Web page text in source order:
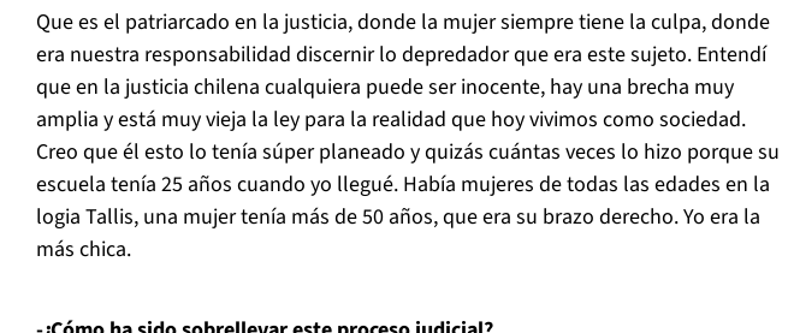
Que es el patriarcado en la justicia, donde la mujer siempre tiene la culpa, donde
era nuestra responsabilidad discernir lo depredador que era este sujeto. Entendí
que en la justicia chilena cualquiera puede ser inocente, hay una brecha muy
amplia y está muy vieja la ley para la realidad que hoy vivimos como sociedad.
Creo que él esto lo tenía súper planeado y quizás cuántas veces lo hizo porque su
escuela tenía 25 años cuando yo llegué. Había mujeres de todas las edades en la
logia Tallis, una mujer tenía más de 50 años, que era su brazo derecho. Yo era la
más chica.